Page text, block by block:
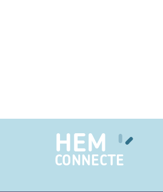
HEM
CONNECTE